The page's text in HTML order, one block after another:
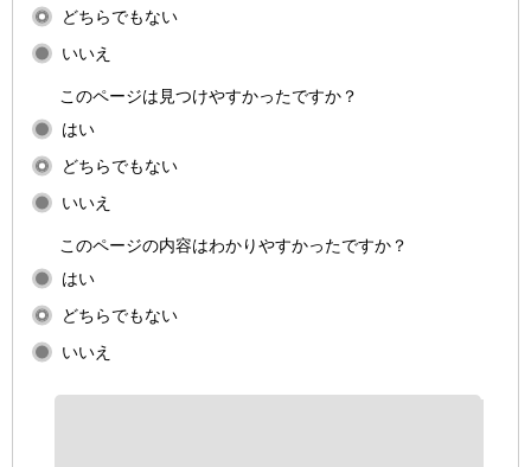
どちらでもない
いいえ
このページは見つけやすかったですか？
はい
どちらでもない
いいえ
このページの内容はわかりやすかったですか？
はい
どちらでもない
いいえ